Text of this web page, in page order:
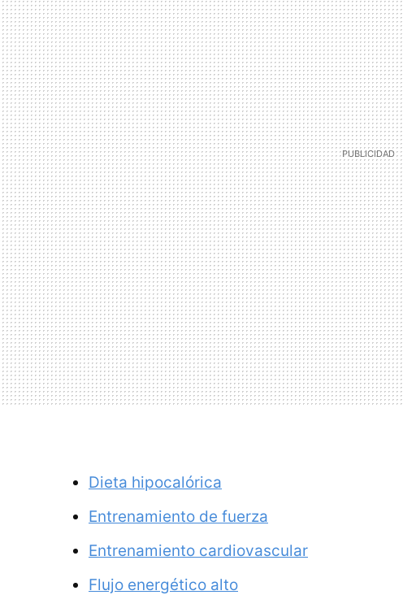
Dieta hipocalórica
Entrenamiento de fuerza
Entrenamiento cardiovascular
Flujo energético alto